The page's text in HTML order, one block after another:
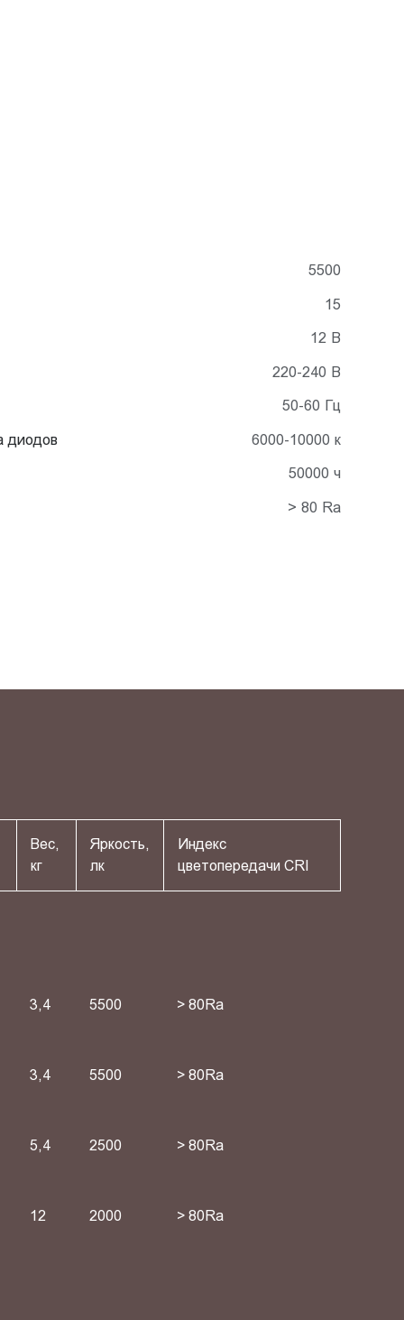
5500
15
12 В
220-240 В
50-60 Гц
диодов 6000-10000 к
50000 ч
> 80 Ra
Вес,
кг
Яркость,
лк
Индекс
цветопередачи СRI
3,4 5500 > 80Ra
3,4 5500 > 80Ra
5,4 2500 > 80Ra
12 2000 > 80Ra